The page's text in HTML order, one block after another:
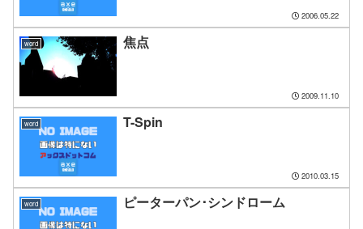
2006.05.22
word 焦点
2009.11.10
word T-Spin
2010.03.15
word ピーターパン･シンドローム